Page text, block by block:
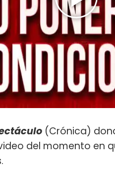
(Crónica)
del momento en